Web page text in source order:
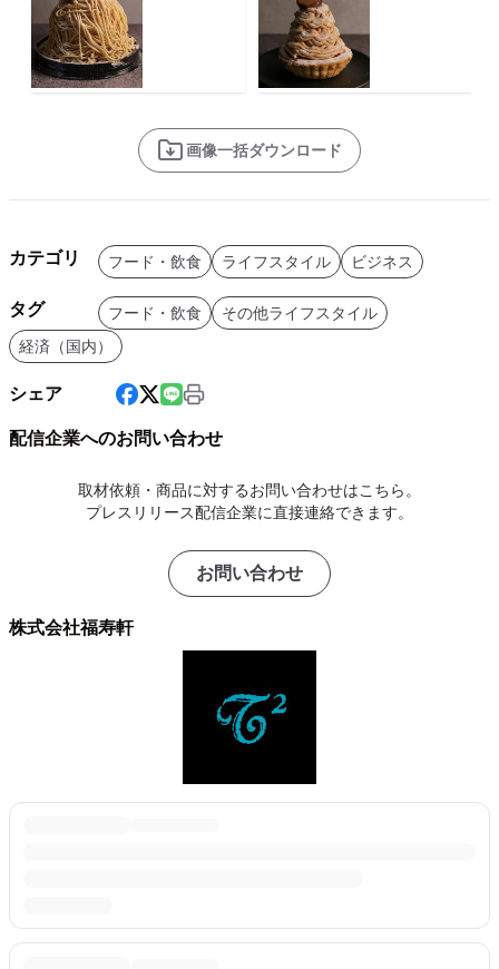
画像一括ダウンロード
カテゴリ フード・飲食 ライフスタイル ビジネス
タグ フード・飲食
その他ライフスタイル
経済（国内）
シェア
配信企業へのお問い合わせ
取材依頼・商品に対するお問い合わせはこちら。
プレスリリース配信企業に直接連絡できます。
お問い合わせ
株式会社福寿軒